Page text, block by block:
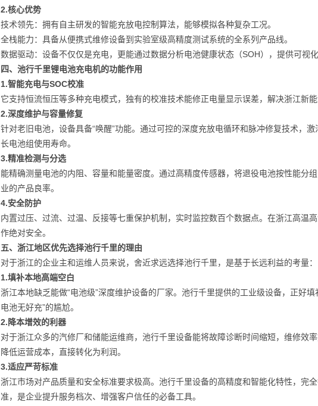
2.核心优势
技术领先：拥有自主研发的智能充放电控制算法，能够模拟各种复杂工况。
全栈能力：具备从便携式维修设备到实验室级高精度测试系统的全系列产品线。
数据驱动：设备不仅仅是充电，更能通过数据分析电池健康状态（SOH），提供可视化
四、池行千里锂电池充电机的功能作用
1.智能充电与SOC校准
它支持恒流恒压等多种充电模式，独有的校准技术能修正电量显示误差，解决浙江新能
2.深度维护与容量修复
针对老旧电池，设备具备“唤醒”功能。通过可控的深度充放电循环和脉冲修复技术，
长电池组使用寿命。
3.精准检测与分选
能精确测量电池的内阻、容量和能量密度。通过高精度传感器，将退役电池按性能分
业的产品良率。
4.安全防护
内置过压、过流、过温、反接等七重保护机制，实时监控数百个数据点。在浙江高温
作绝对安全。
五、浙江地区优先选择池行千里的理由
对于浙江的企业主和运维人员来说，舍近求远选择池行千里，是基于长远利益的考量：
1.填补本地高端空白
浙江本地缺乏能做“电池级”深度维护设备的厂家。池行千里提供的工业级设备，正好
电池无好充”的尴尬。
2.降本增效的利器
对于浙江众多的汽修厂和储能运维商，池行千里设备能将故障诊断时间缩短，维修效
降低运营成本，直接转化为利润。
3.适应严苛标准
浙江市场对产品质量和安全标准要求极高。池行千里设备的高精度和智能化特性，完
准，是企业提升服务档次、增强客户信任的必备工具。